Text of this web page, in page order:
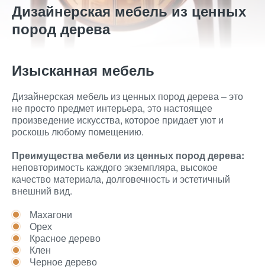
Дизайнерская мебель из ценных
пород дерева
Изысканная мебель
Дизайнерская мебель из ценных пород дерева – это
не просто предмет интерьера, это настоящее
произведение искусства, которое придает уют и
роскошь любому помещению.
Преимущества мебели из ценных пород дерева:
неповторимость каждого экземпляра, высокое
качество материала, долговечность и эстетичный
внешний вид.
Махагони
Орех
Красное дерево
Клен
Черное дерево